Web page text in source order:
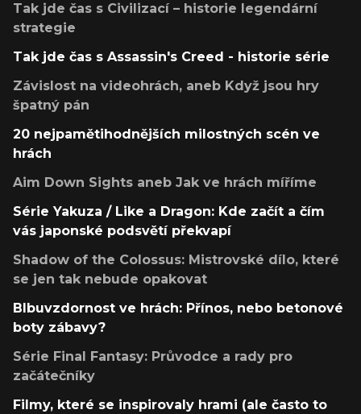
Tak jde čas s Civilizací – historie legendární
strategie
Tak jde čas s Assassin's Creed - historie série
Závislost na videohrách, aneb Když jsou hry
špatný pán
20 nejpamětihodnějších milostných scén ve
hrách
Aim Down Sights aneb Jak ve hrách míříme
Série Yakuza / Like a Dragon: Kde začít a čím
vás japonské podsvětí překvapí
Shadow of the Colossus: Mistrovské dílo, které
se jen tak nebude opakovat
Blbuvzdornost ve hrách: Přínos, nebo betonové
boty zábavy?
Série Final Fantasy: Průvodce a rady pro
začátečníky
Filmy, které se inspirovaly hrami (ale často to